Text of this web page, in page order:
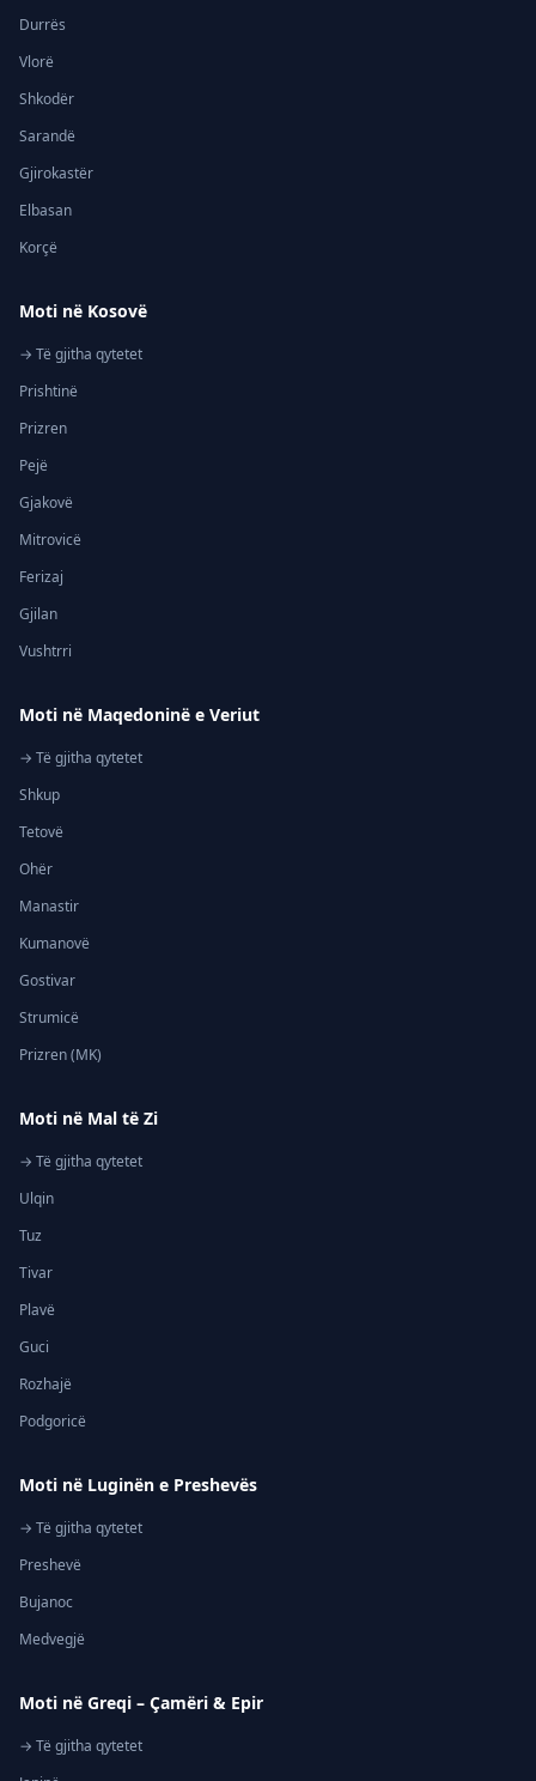
Durrës
Vlorë
Shkodër
Sarandë
Gjirokastër
Elbasan
Korçë
Moti në Kosovë
→ Të gjitha qytetet
Prishtinë
Prizren
Pejë
Gjakovë
Mitrovicë
Ferizaj
Gjilan
Vushtrri
Moti në Maqedoninë e Veriut
→ Të gjitha qytetet
Shkup
Tetovë
Ohër
Manastir
Kumanovë
Gostivar
Strumicë
Prizren (MK)
Moti në Mal të Zi
→ Të gjitha qytetet
Ulqin
Tuz
Tivar
Plavë
Guci
Rozhajë
Podgoricë
Moti në Luginën e Preshevës
→ Të gjitha qytetet
Preshevë
Bujanoc
Medvegjë
Moti në Greqi – Çamëri & Epir
→ Të gjitha qytetet